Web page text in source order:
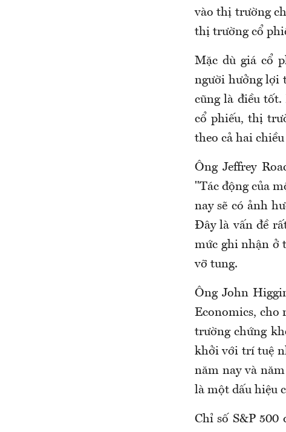
vào thị trường
thị trường cổ
Mặc dù giá cổ
người hưởng lợi
cũng là điều tốt.
cổ phiếu, thị
theo cả hai
Ông Jeffrey
"Tác động của
nay sẽ có ảnh
Đây là vấn đề
mức ghi nhận ở
vỡ tung.
Ông John
Economics, cho
trường chứng
khởi với trí tuệ
năm nay và
là một dấu hiệu
Chỉ số S&P 500